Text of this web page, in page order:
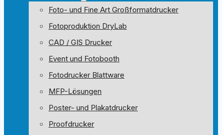
Foto- und Fine Art Großformatdrucker
Fotoproduktion DryLab
CAD / GIS Drucker
Event und Fotobooth
Fotodrucker Blattware
MFP-Lösungen
Poster- und Plakatdrucker
Proofdrucker